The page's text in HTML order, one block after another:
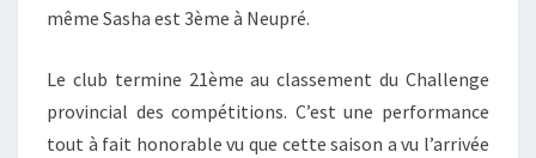
S
M
A
I
même Sasha est 3ème à Neupré.
Le club termine 21ème au classement du Challenge
provincial des compétitions. C’est une performance
tout à fait honorable vu que cette saison a vu l’arrivée